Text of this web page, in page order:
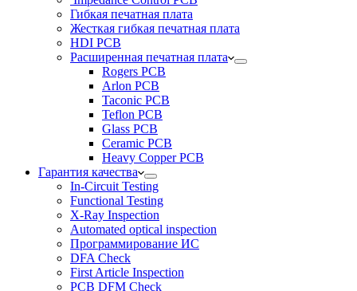
Гибкая печатная плата
Жесткая гибкая печатная плата
HDI PCB
Расширенная печатная плата
Rogers PCB
Arlon PCB
Taconic PCB
Teflon PCB
Glass PCB
Ceramic PCB
Heavy Copper PCB
Гарантия качества
In-Circuit Testing
Functional Testing
X-Ray Inspection
Automated optical inspection
Программирование ИС
DFA Check
First Article Inspection
PCB DFM Check